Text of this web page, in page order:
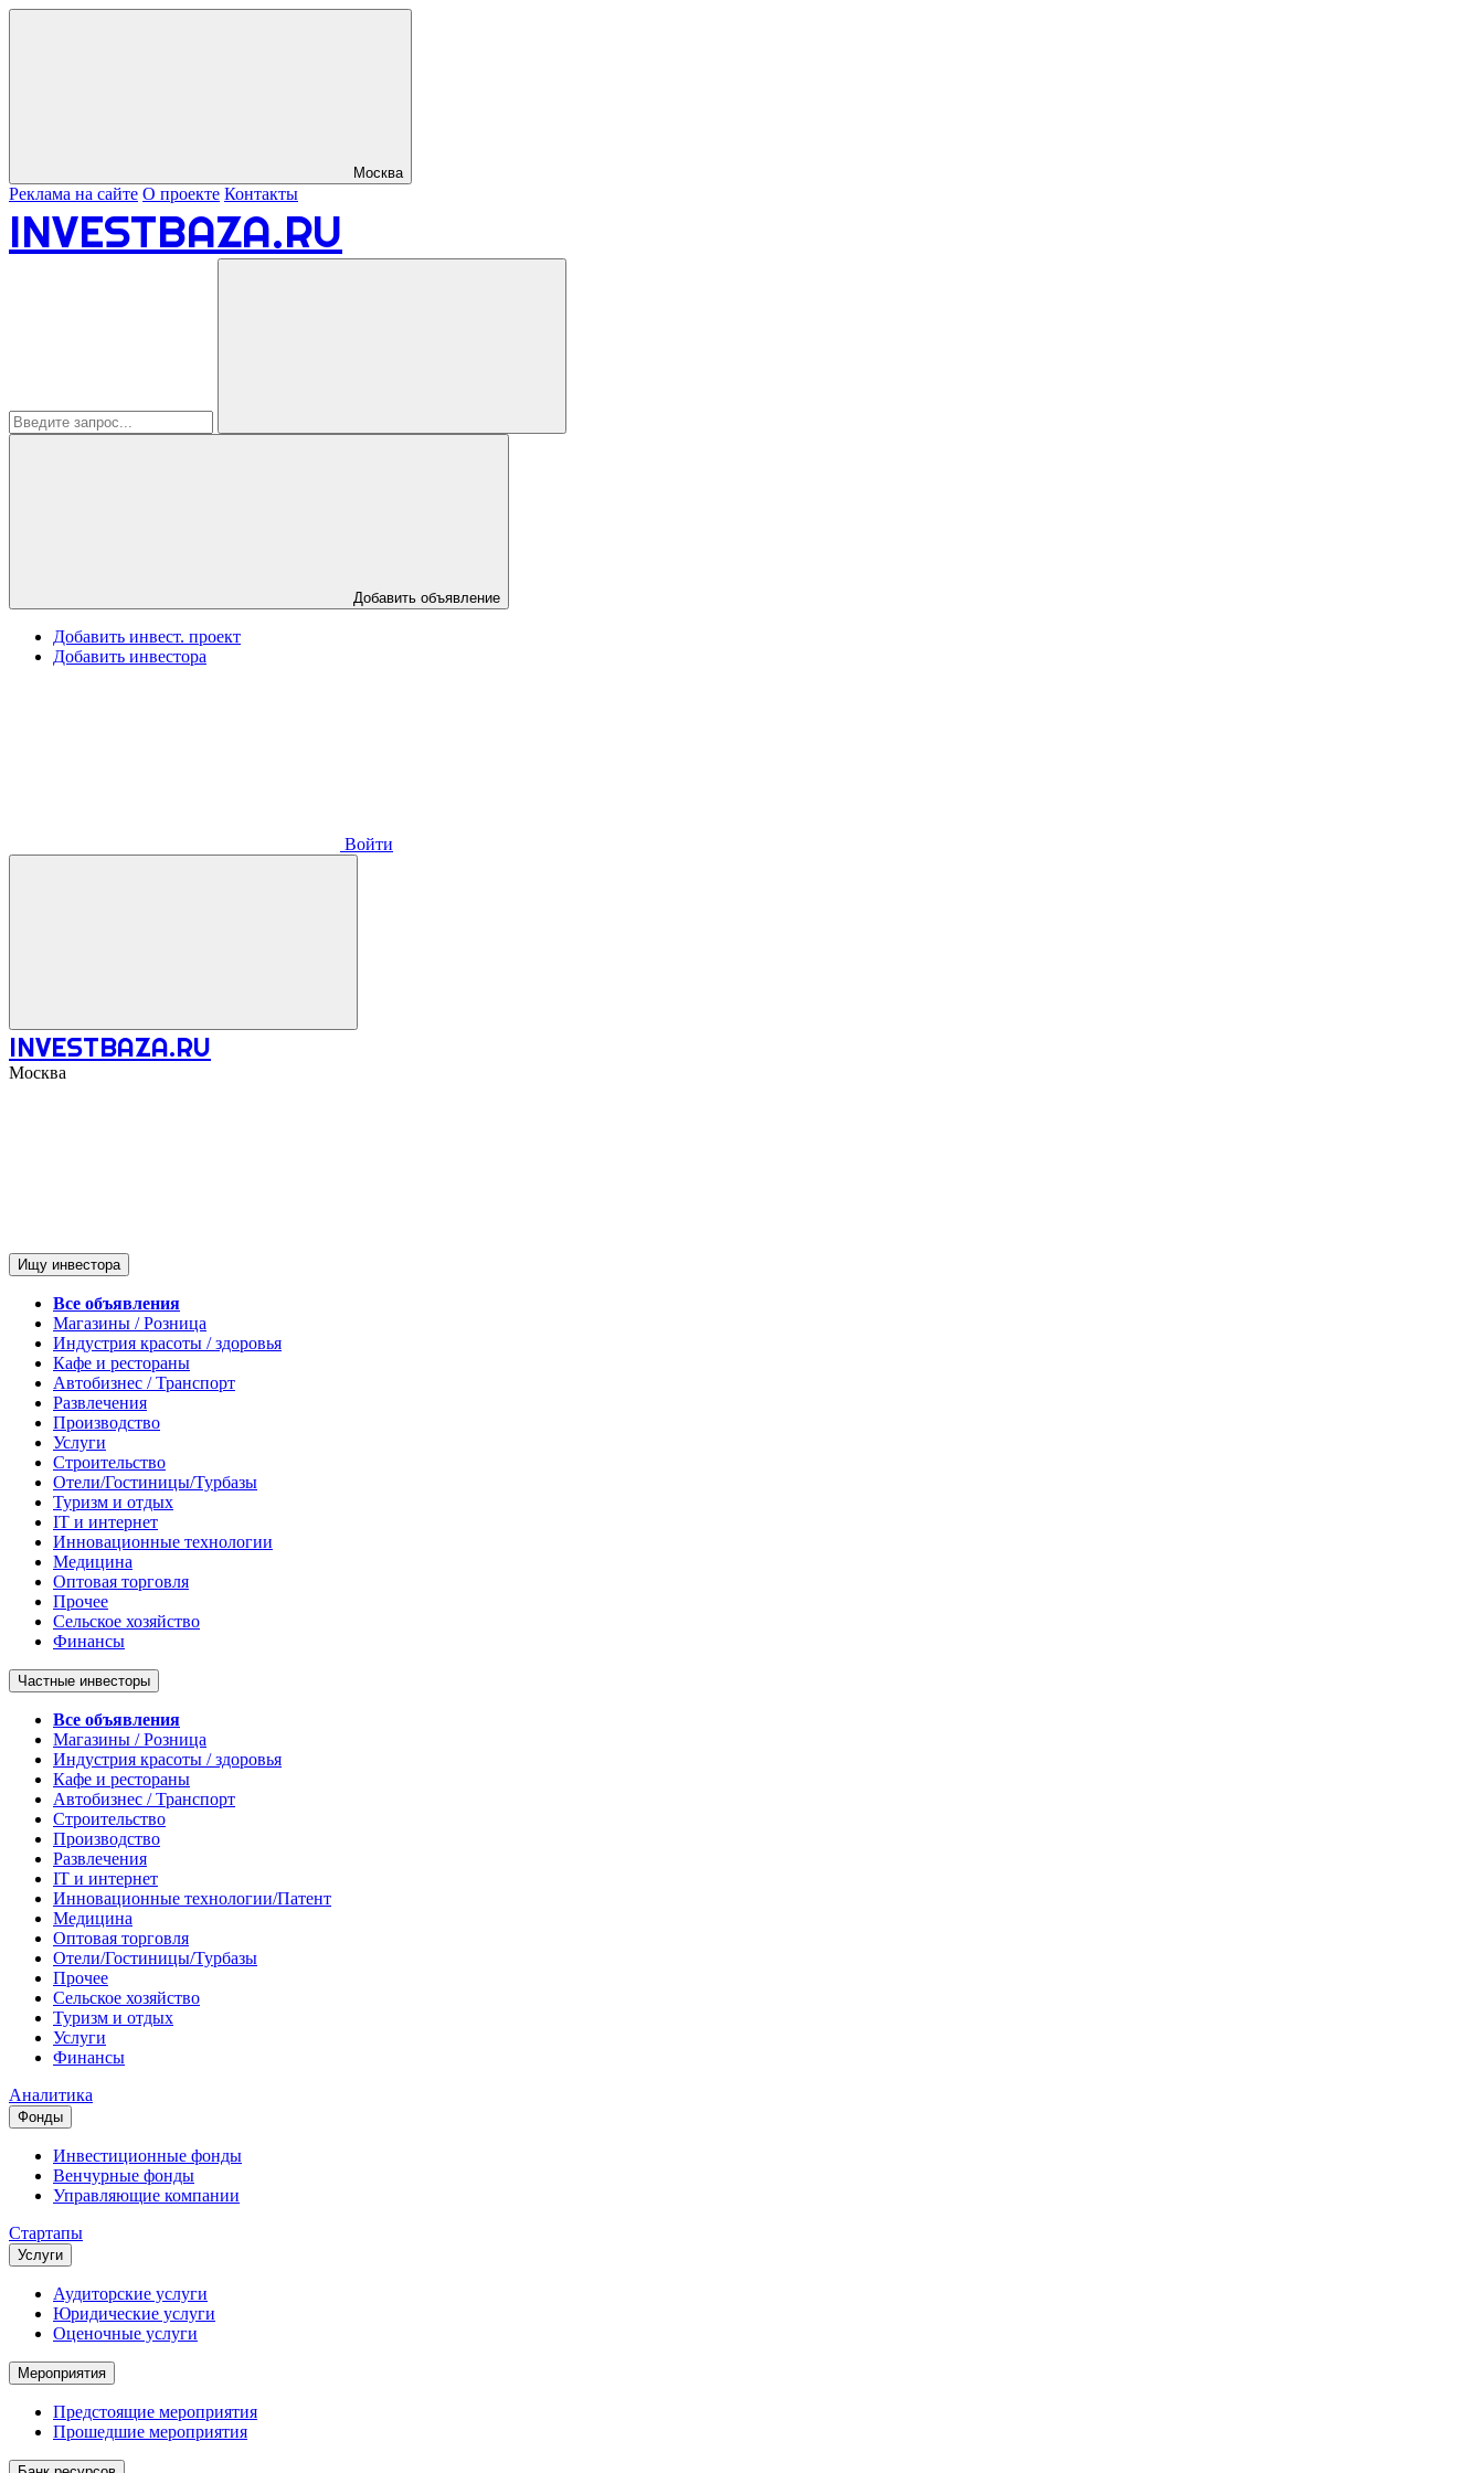
Москва
Реклама на сайте О проекте Контакты
INVESTBAZA.RU
Добавить объявление
Добавить инвест. проект
Добавить инвестора
Войти
INVESTBAZA.RU
Москва
Ищу инвестора
Все объявления
Магазины / Розница
Индустрия красоты / здоровья
Кафе и рестораны
Автобизнес / Транспорт
Развлечения
Производство
Услуги
Строительство
Отели/Гостиницы/Турбазы
Туризм и отдых
IT и интернет
Инновационные технологии
Медицина
Оптовая торговля
Прочее
Сельское хозяйство
Финансы
Частные инвесторы
Все объявления
Магазины / Розница
Индустрия красоты / здоровья
Кафе и рестораны
Автобизнес / Транспорт
Строительство
Производство
Развлечения
IT и интернет
Инновационные технологии/Патент
Медицина
Оптовая торговля
Отели/Гостиницы/Турбазы
Прочее
Сельское хозяйство
Туризм и отдых
Услуги
Финансы
Аналитика
Фонды
Инвестиционные фонды
Венчурные фонды
Управляющие компании
Стартапы
Услуги
Аудиторские услуги
Юридические услуги
Оценочные услуги
Мероприятия
Предстоящие мероприятия
Прошедшие мероприятия